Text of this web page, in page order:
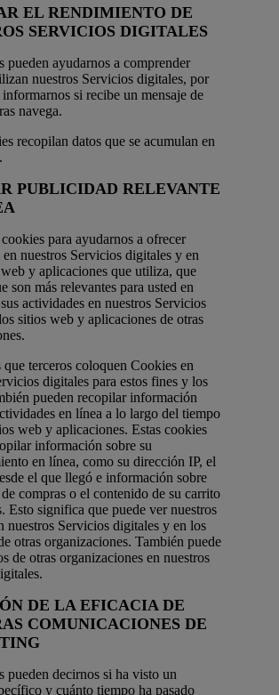
EL RENDIMIENTO DE
SERVICIOS DIGITALES
pueden ayudarnos a comprender
nuestros Servicios digitales, por
si recibe un mensaje de
navega.
recopilan datos que se acumulan en
PUBLICIDAD RELEVANTE
para ayudarnos a ofrecer
nuestros Servicios digitales y en
y aplicaciones que utiliza, que
son más relevantes para usted en
actividades en nuestros Servicios
sitios web y aplicaciones de otras
terceros coloquen Cookies en
digitales para estos fines y los
pueden recopilar información
en línea a lo largo del tiempo
web y aplicaciones. Estas cookies
información sobre su
en línea, como su dirección IP, el
el que llegó e información sobre
compras o el contenido de su carrito
Esto significa que puede ver nuestros
nuestros Servicios digitales y en los
otras organizaciones. También puede
de otras organizaciones en nuestros
DE LA EFICACIA DE
COMUNICACIONES DE
pueden decirnos si ha visto un
y cuánto tiempo ha pasado